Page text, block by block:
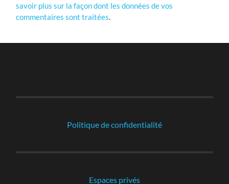
savoir plus sur la façon dont les données de vos
commentaires sont traitées.
Politique de confidentialité
Espaces privés